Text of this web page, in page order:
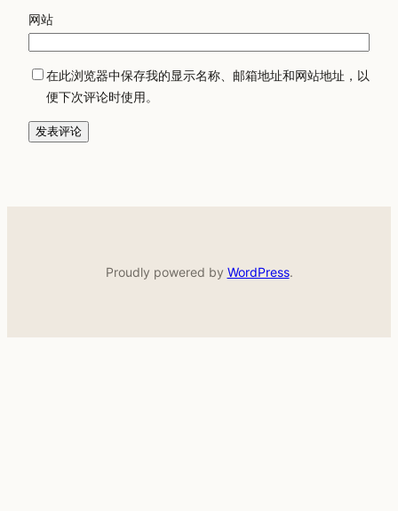
网站
在此浏览器中保存我的显示名称、邮箱地址和网站地址，以
便下次评论时使用。
Proudly powered by WordPress.